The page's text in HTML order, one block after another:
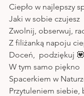
Ciepło w najlepszy
Jaki w sobie czujesz
Zwolnij, obserwuj,
Z filiżanką napoju
Doceń,  podziękuj 💟
W tym samo piękno
Spacerkiem w
Przytuleniem siebie,